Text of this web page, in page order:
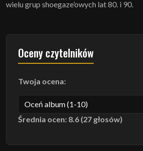
wielu grup shoegaze’owych lat 80. i 90.
Oceny czytelników
Twoja ocena:
Średnia ocen: 8.6 (27 głosów)